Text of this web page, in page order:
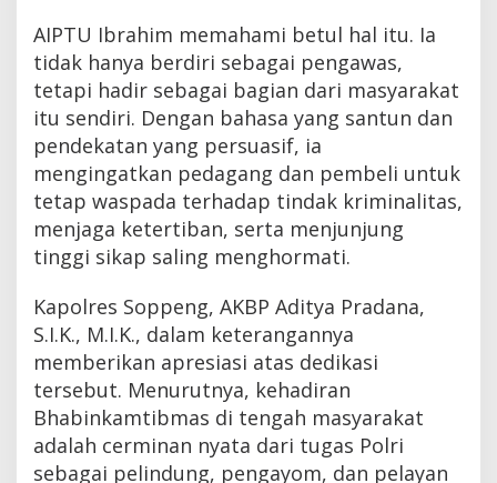
AIPTU Ibrahim memahami betul hal itu. Ia
tidak hanya berdiri sebagai pengawas,
tetapi hadir sebagai bagian dari masyarakat
itu sendiri. Dengan bahasa yang santun dan
pendekatan yang persuasif, ia
mengingatkan pedagang dan pembeli untuk
tetap waspada terhadap tindak kriminalitas,
menjaga ketertiban, serta menjunjung
tinggi sikap saling menghormati.
Kapolres Soppeng, AKBP Aditya Pradana,
S.I.K., M.I.K., dalam keterangannya
memberikan apresiasi atas dedikasi
tersebut. Menurutnya, kehadiran
Bhabinkamtibmas di tengah masyarakat
adalah cerminan nyata dari tugas Polri
sebagai pelindung, pengayom, dan pelayan